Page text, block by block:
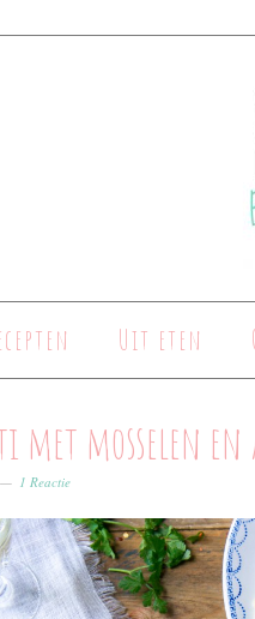
Uit eten
met mosselen
1 Reactie